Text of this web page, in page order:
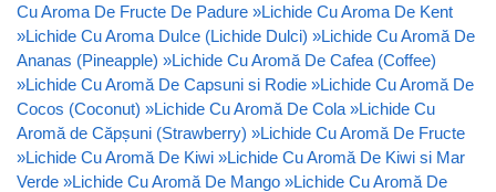
Cu Aroma De Fructe De Padure »Lichide Cu Aroma De Kent
»Lichide Cu Aroma Dulce (Lichide Dulci) »Lichide Cu Aromă De
Ananas (Pineapple) »Lichide Cu Aromă De Cafea (Coffee)
»Lichide Cu Aromă De Capsuni si Rodie »Lichide Cu Aromă De
Cocos (Coconut) »Lichide Cu Aromă De Cola »Lichide Cu
Aromă de Căpșuni (Strawberry) »Lichide Cu Aromă De Fructe
»Lichide Cu Aromă De Kiwi »Lichide Cu Aromă De Kiwi si Mar
Verde »Lichide Cu Aromă De Mango »Lichide Cu Aromă De